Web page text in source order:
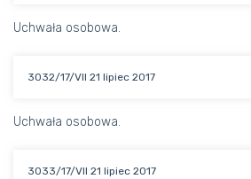
Uchwała osobowa.
3032/17/VII 21 lipiec 2017
Uchwała osobowa.
3033/17/VII 21 lipiec 2017